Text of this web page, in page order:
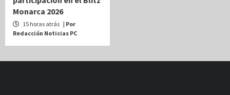
Monarca 2026
15 horas atrás | Por
Redacción Noticias PC